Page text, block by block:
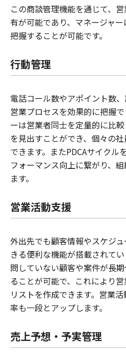
この商談管理機能を通じて、
有が可能であり、マネージャ
把握することが可能です。
行動管理
電話コール数やアポイント数、
営業プロセスを効果的に把握
ーは営業者同士を定量的に比
を見出すことができ、個々の
できます。またPDCAサイクル
フォーマンス向上に繋がり、
ます。
営業活動支援
外出先でも顧客情報やスケジ
きる便利な機能が搭載されて
問していない顧客や案件が長
ることが可能で、これにより
リストを作成できます。営業
率も一段とアップします。
売上予想・予実管理